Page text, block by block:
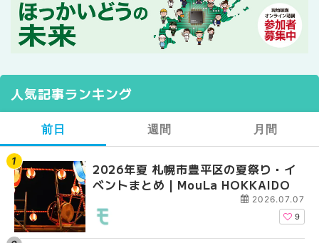
人気記事ランキング
前日
2026年夏 札幌市豊平区の夏祭り・イ
ベントまとめ | MouLa HOKKAIDO
2026.07.07
9
週間
【2026年最新】札幌
ガーデン｜オープン日
大通公園から穴場テ
月間
【2026年最新】札幌
ガーデン｜オープン日
大通公園から穴場テ